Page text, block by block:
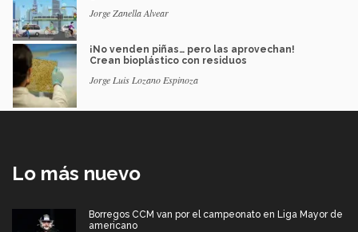
Jorge Zanella Alvear
¡No venden piñas… pero las aprovechan!
Crean bioplástico con residuos
Jorge Luis Lozano Espinoza
Lo más nuevo
Borregos CCM van por el campeonato en Liga Mayor de
americano